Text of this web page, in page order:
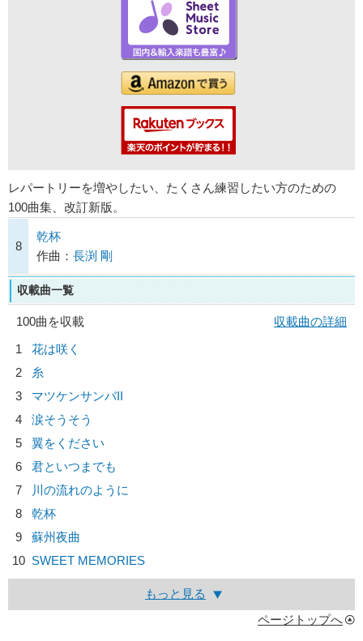
レパートリーを増やしたい、たくさん練習したい方のための
100曲集、改訂新版。
8
乾杯
作曲： 長渕 剛
収載曲一覧
100曲を収載
収載曲の詳細
1
花は咲く
2
糸
3
マツケンサンバII
4
涙そうそう
5
翼をください
6
君といつまでも
7
川の流れのように
8
乾杯
9
蘇州夜曲
10 SWEET MEMORIES
もっと見る
ページトップへ